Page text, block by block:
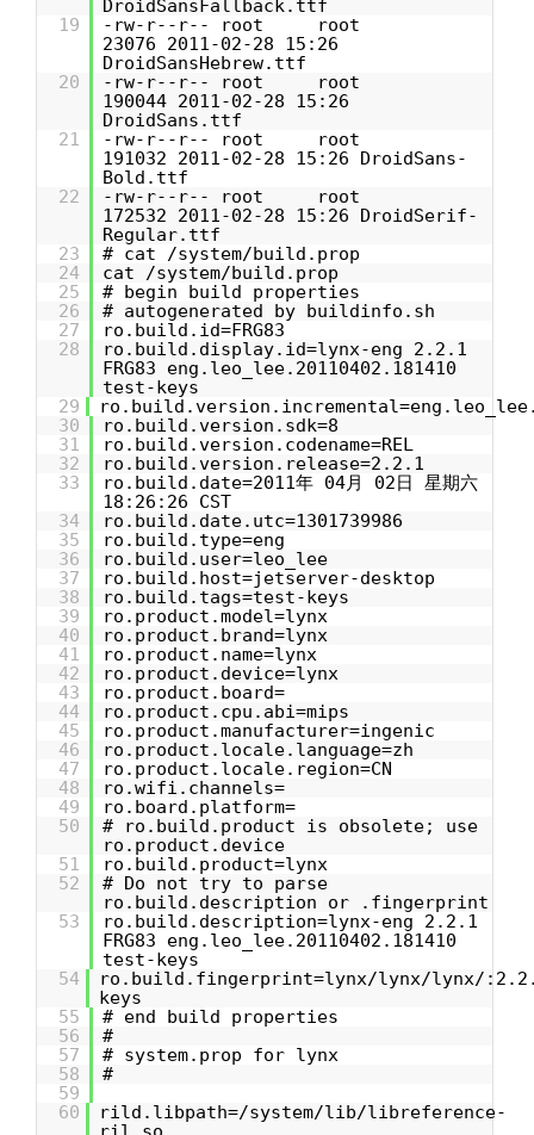
DroidSansFallback.ttf
19
-rw-r--r-- root root
23076 2011-02-28 15:26
DroidSansHebrew.ttf
20
-rw-r--r-- root root
190044 2011-02-28 15:26
DroidSans.ttf
21
-rw-r--r-- root root
191032 2011-02-28 15:26 DroidSans-
Bold.ttf
22
-rw-r--r-- root root
172532 2011-02-28 15:26 DroidSerif-
Regular.ttf
23
# cat /system/build.prop
24
cat /system/build.prop
25
# begin build properties
26
# autogenerated by buildinfo.sh
27
ro.build.id=FRG83
28
ro.build.display.id=lynx-eng 2.2.1
FRG83 eng.leo_lee.20110402.181410
test-keys
29
30
ro.build.version.sdk=8
31
ro.build.version.codename=REL
32
ro.build.version.release=2.2.1
33
ro.build.date=2011年 04月 02日 星期六
18:26:26 CST
34
ro.build.date.utc=1301739986
35
ro.build.type=eng
36
ro.build.user=leo_lee
37
ro.build.host=jetserver-desktop
38
ro.build.tags=test-keys
39
ro.product.model=lynx
40
ro.product.brand=lynx
41
ro.product.name=lynx
42
ro.product.device=lynx
43
ro.product.board=
44
ro.product.cpu.abi=mips
45
ro.product.manufacturer=ingenic
46
ro.product.locale.language=zh
47
ro.product.locale.region=CN
48
ro.wifi.channels=
49
ro.board.platform=
50
# ro.build.product is obsolete; use
ro.product.device
51
ro.build.product=lynx
52
# Do not try to parse
ro.build.description or .fingerprint
53
ro.build.description=lynx-eng 2.2.1
FRG83 eng.leo_lee.20110402.181410
test-keys
54
ro.build.fingerprint=lynx/lynx/lynx/:2.2.1/
keys
55
# end build properties
56
#
57
# system.prop for lynx
58
#
59
60
rild.libpath=/system/lib/libreference-